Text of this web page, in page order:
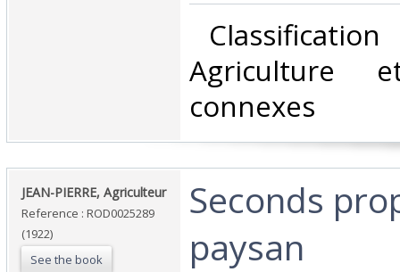
Agriculture
connexes‎
‎JEAN-PIERRE, Agriculteur‎
Reference : ROD0025289
(1922)
See the book
‎Seconds
paysan‎